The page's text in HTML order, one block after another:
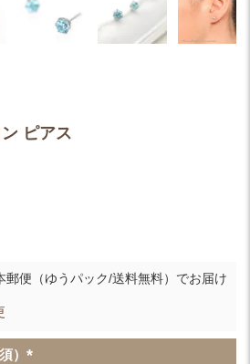
ピアス
郵便（ゆうパック/送料無料） でお届け
）